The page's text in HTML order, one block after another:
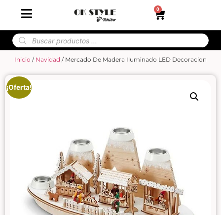
0
Inicio / Navidad / Mercado De Madera Iluminado LED Decoracion
¡Oferta!